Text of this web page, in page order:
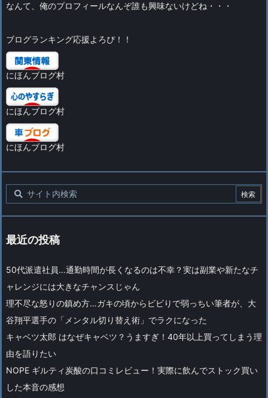
なんて、俺のプロフィールなんぞ誰も興味ないけどね・・・
ブログランキング応援よろぴ！！
にほんブログ村
にほんブログ村
にほんブログ村
最近の投稿
50代派遣社員…通勤時間が長くなるのは不幸？実は副業や新たなチ
ャレンジには大きなチャンスじゃん
理不尽な怒りの鎮め方…ガキの頃からビビりで弱っちい筆者が、大
谷翔平選手の「メンタル切り替え術」でラクになった
キャベツ太郎 はなぜキャベツ？うますぎ！40年以上買ってしまう理
由を語りたい
NOPE ギルティ炭酸の口コミレビュー！実際に飲んでストック買い
した本音の感想